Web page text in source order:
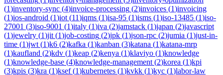
(1)inventory-sync (4)invoice-processing (2)invoices (1)invoicing
(1)ios-android (1)iot (11)iqms (1)isa-95 (1)isms (1)iso-13485 (1)iso-
27001 (3)iso-9001 (1)italy (1)iva (2)jamstack (1)japan (2)javascript
(1)jewelry (1)jit (1)job-costing (2)jpk (1)json-rpc (2)jumia (1)just-in-
time (1)jwt (1)k6 (2)kafka (1)kanban (3)katana (1)katana-mrp
(1)kaufland (2)kdv (1)keap (2)kenya (1)klaviyo (1)knowledge
(1)knowledge-base (4)knowledge-management (2)korea (1)kpi
(3)kpis (3)kra (1)ksef(1)kubernetes (1)kvkk (1)kyc (1)labor-law